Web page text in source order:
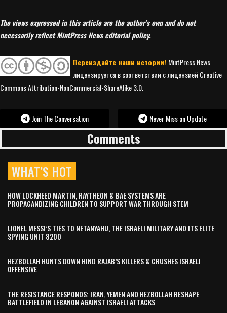
The views expressed in this article are the author’s own and do not
necessarily reflect MintPress News editorial policy.
Переиздайте наши истории! MintPress News
лицензируется в соответствии с лицензией Creative
Commons Attribution-NonCommercial-ShareAlike 3.0.
Join The Conversation Never Miss an Update
Comments
WHAT’S HOT
HOW LOCKHEED MARTIN, RAYTHEON & BAE SYSTEMS ARE
PROPAGANDIZING CHILDREN TO SUPPORT WAR THROUGH STEM
LIONEL MESSI’S TIES TO NETANYAHU, THE ISRAELI MILITARY AND ITS ELITE
SPYING UNIT 8200
HEZBOLLAH HUNTS DOWN HIND RAJAB’S KILLERS & CRUSHES ISRAELI
OFFENSIVE
THE RESISTANCE RESPONDS: IRAN, YEMEN AND HEZBOLLAH RESHAPE
BATTLEFIELD IN LEBANON AGAINST ISRAELI ATTACKS